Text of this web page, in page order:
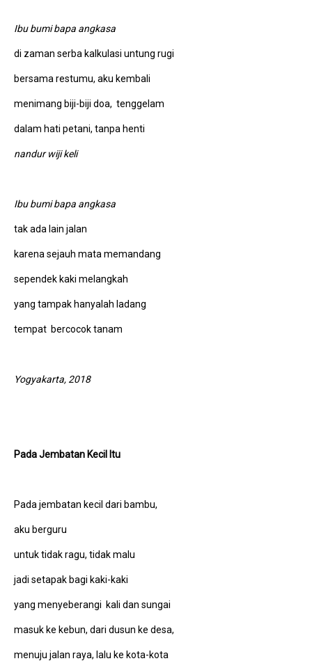
Ibu bumi bapa angkasa
di zaman serba kalkulasi untung rugi
bersama restumu, aku kembali
menimang biji-biji doa, tenggelam
dalam hati petani, tanpa henti
nandur wiji keli
Ibu bumi bapa angkasa
tak ada lain jalan
karena sejauh mata memandang
sependek kaki melangkah
yang tampak hanyalah ladang
tempat bercocok tanam
Yogyakarta, 2018
Pada Jembatan Kecil Itu
Pada jembatan kecil dari bambu,
aku berguru
untuk tidak ragu, tidak malu
jadi setapak bagi kaki-kaki
yang menyeberangi kali dan sungai
masuk ke kebun, dari dusun ke desa,
menuju jalan raya, lalu ke kota-kota